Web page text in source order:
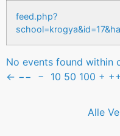
feed.php?
No events found within
← −− − 10 50 100 + ++
Alle